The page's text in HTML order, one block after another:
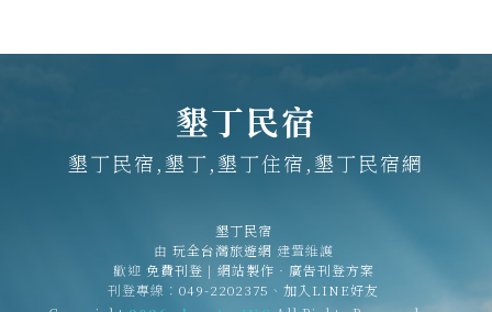
墾丁民宿
墾丁民宿,墾丁,墾丁住宿,墾丁民宿網
墾丁民宿
由 玩全台灣旅遊網 建置維護
歡迎 免費刊登 | 網站製作‧廣告刊登方案
刊登專線： 049-2202375 、 加入LINE好友